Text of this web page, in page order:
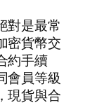
對是最常
密貨幣交
約手續
會員等級
現貨與合